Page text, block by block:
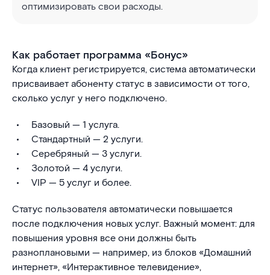
оптимизировать свои расходы.
Как работает программа «Бонус»
Когда клиент регистрируется, система автоматически
присваивает абоненту статус в зависимости от того,
сколько услуг у него подключено.
Базовый — 1 услуга.
Стандартный — 2 услуги.
Серебряный — 3 услуги.
Золотой — 4 услуги.
VIP — 5 услуг и более.
Статус пользователя автоматически повышается
после подключения новых услуг. Важный момент: для
повышения уровня все они должны быть
разноплановыми — например, из блоков «Домашний
интернет», «Интерактивное телевидение»,